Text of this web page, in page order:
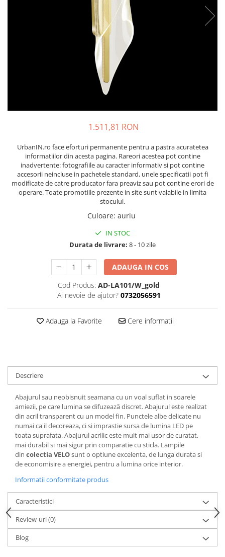
1.511,81 RON
UrbanIN.ro face eforturi permanente pentru a pastra acuratetea
informatiilor din acesta pagina. Rareori acestea pot contine
inadvertente: fotografiile au caracter informativ si pot contine
accesorii neincluse in pachetele standard, unele specificatii pot fi
modificate de catre producator fara preaviz sau pot contine erori de
operare. Toate promotiile prezente in site sunt valabile in limita
stocului.
Culoare: auriu
IN STOC
Durata de livrare: 8 - 10 zile
ADAUGA IN COS
Cod Produs: AD-LA101/W_gold
Ai nevoie de ajutor? 0732056591
Adauga la Favorite Cere informatii
Descriere
Abajurul sau neobisnuit seamana cu un voal suflat in soarele
amiezii, pe care lumina se difuzează discret. Abajurul este realizat
din acril transparent cu un model fin. Punctele albe delicate nu
numai ca il decoreaza, ci si imprastie sursa de lumina LED pe
toata suprafata. Abajurul acrilic este mult mai usor de curatat,
mai durabil si mai sigur prin comparatie cu sticla. Lampile
din colectia VELOsunt o optiune excelenta, de lunga durata si
de economisire a energiei, pentru a lumina orice interior.
Informatii conformitate produs
Caracteristici
Review-uri(0)
Blog